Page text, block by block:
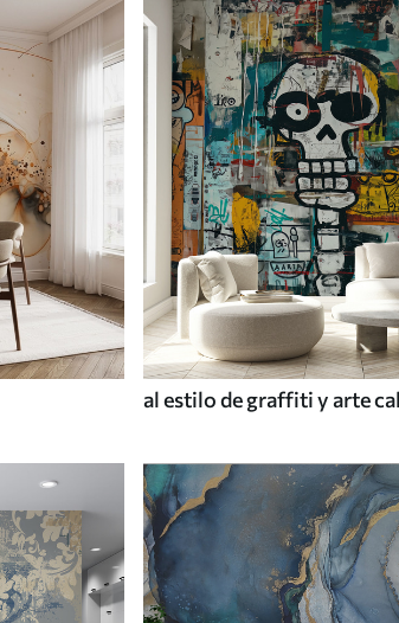
al estilo de graffiti y arte